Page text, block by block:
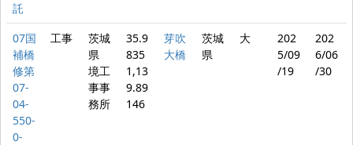
託
07国
補橋
修第
07-
04-
550-
0-
工事
茨城
県
境工
事事
務所
35.9
835
1,13
9.89
146
芽吹
大橋
茨城
県
大
202
5/09
/19
202
6/06
/30